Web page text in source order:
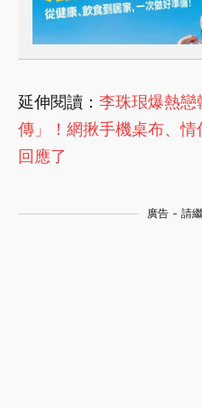
延伸閱讀： 李珠珢爆熱戀
傳」！網揪手機桌布、
回應了
廣告 - 請